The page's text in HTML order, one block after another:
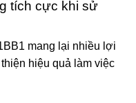
tích cực khi sử
mang lại nhiều lợi
hiệu quả làm việc